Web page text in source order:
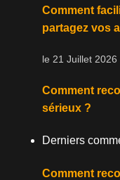
Comment
partagez vos
le 21 Juillet 2026
Comment
sérieux ?
Derniers
Comment